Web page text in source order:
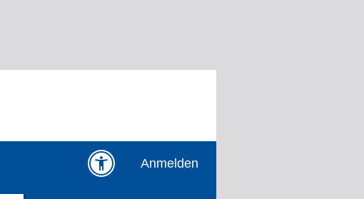
Anmelden